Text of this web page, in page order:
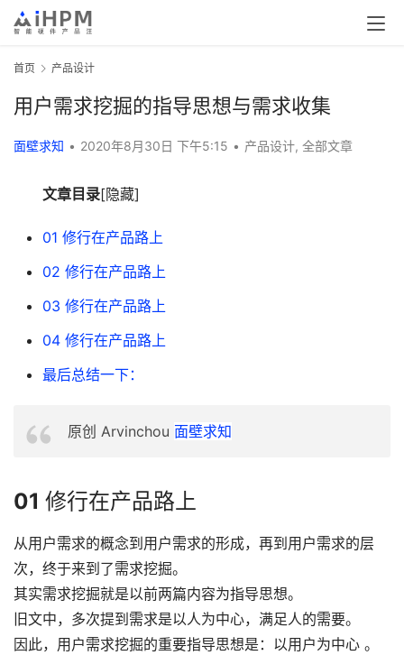
首页 产品设计
用户需求挖掘的指导思想与需求收集
面壁求知 • 2020年8月30日 下午5:15 • 产品设计, 全部文章
文章目录[隐藏]
01 修行在产品路上
02 修行在产品路上
03 修行在产品路上
04 修行在产品路上
最后总结一下：
原创 Arvinchou 面壁求知
01 修行在产品路上
从用户需求的概念到用户需求的形成，再到用户需求的层
次，终于来到了需求挖掘。
其实需求挖掘就是以前两篇内容为指导思想。
旧文中，多次提到需求是以人为中心，满足人的需要。
因此，用户需求挖掘的重要指导思想是：以用户为中心 。